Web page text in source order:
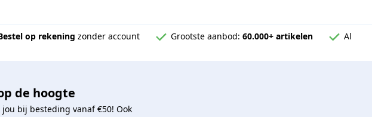
op rekening zonder account Grootste aanbod: 60.000+ artikelen
Al
de hoogte
jou bij besteding vanaf €50! Ook